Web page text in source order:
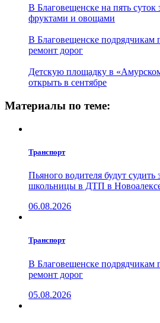
В Благовещенске на пять суток
фруктами и овощами
В Благовещенске подрядчикам
ремонт дорог
Детскую площадку в
открыть в сентябре
Материалы по теме:
Транспорт
Пьяного водителя будут судить
школьницы в ДТП в
06.08.2026
Транспорт
В Благовещенске подрядчикам
ремонт дорог
05.08.2026